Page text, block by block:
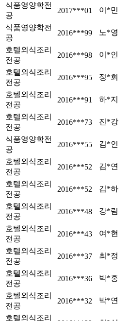
식품영양학전
공
2017***01 이*민
식품영양학전
공
2016***99 노*영
호텔외식조리
전공
2016***98 이*인
호텔외식조리
전공
2016***95 정*회
호텔외식조리
전공
2016***91 하*지
호텔외식조리
전공
2016***73 진*강
식품영양학전
공
2016***55 김*인
호텔외식조리
전공
2016***52 김*연
호텔외식조리
전공
2016***52 김*하
호텔외식조리
전공
2016***48 강*림
호텔외식조리
전공
2016***43 여*현
호텔외식조리
전공
2016***37 최*정
호텔외식조리
전공
2016***36 박*홍
호텔외식조리
전공
2016***32 박*연
호텔외식조리